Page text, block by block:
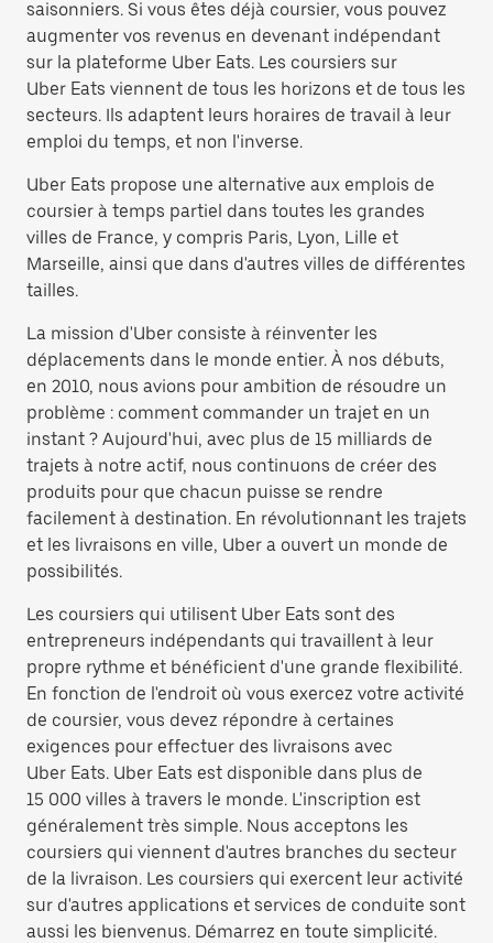
saisonniers. Si vous êtes déjà coursier, vous pouvez
augmenter vos revenus en devenant indépendant
sur la plateforme Uber Eats. Les coursiers sur
Uber Eats viennent de tous les horizons et de tous les
secteurs. Ils adaptent leurs horaires de travail à leur
emploi du temps, et non l'inverse.
Uber Eats propose une alternative aux emplois de
coursier à temps partiel dans toutes les grandes
villes de France, y compris Paris, Lyon, Lille et
Marseille, ainsi que dans d'autres villes de différentes
tailles.
La mission d'Uber consiste à réinventer les
déplacements dans le monde entier. À nos débuts,
en 2010, nous avions pour ambition de résoudre un
problème : comment commander un trajet en un
instant ? Aujourd'hui, avec plus de 15 milliards de
trajets à notre actif, nous continuons de créer des
produits pour que chacun puisse se rendre
facilement à destination. En révolutionnant les trajets
et les livraisons en ville, Uber a ouvert un monde de
possibilités.
Les coursiers qui utilisent Uber Eats sont des
entrepreneurs indépendants qui travaillent à leur
propre rythme et bénéficient d'une grande flexibilité.
En fonction de l'endroit où vous exercez votre activité
de coursier, vous devez répondre à certaines
exigences pour effectuer des livraisons avec
Uber Eats. Uber Eats est disponible dans plus de
15 000 villes à travers le monde. L'inscription est
généralement très simple. Nous acceptons les
coursiers qui viennent d'autres branches du secteur
de la livraison. Les coursiers qui exercent leur activité
sur d'autres applications et services de conduite sont
aussi les bienvenus. Démarrez en toute simplicité.